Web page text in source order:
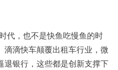
代，也不是快鱼吃慢鱼的时
滴快车颠覆出租车行业，微
退银行，这些都是创新支撑下